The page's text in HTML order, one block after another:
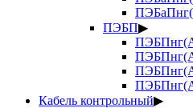
ПЭБП▶
Кабель контрольный▶